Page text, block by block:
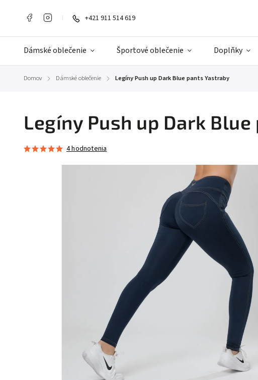
+421 911 514 619
Dámské oblečenie Športové oblečenie Doplňky
Domov / Dámské oblečenie / Legíny Push up Dark Blue pants Yastraby
Legíny Push up Dark
4 hodnotenia